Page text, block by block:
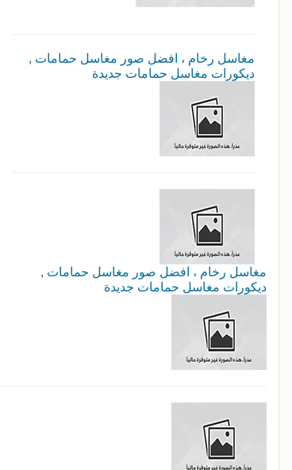
مغاسل رخام ، افضل صور مغاسل حمامات ,
ديكورات مغاسل حمامات جديدة
مغاسل رخام ، افضل صور مغاسل حمامات ,
ديكورات مغاسل حمامات جديدة